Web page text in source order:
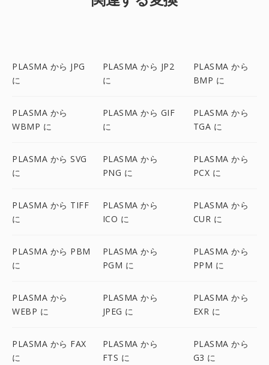
PLASMA から JPG
に
PLASMA から JP2
に
PLASMA から
BMP に
PLASMA から
WBMP に
PLASMA から GIF
に
PLASMA から
TGA に
PLASMA から SVG
に
PLASMA から
PNG に
PLASMA から
PCX に
PLASMA から TIFF
に
PLASMA から
ICO に
PLASMA から
CUR に
PLASMA から PBM
に
PLASMA から
PGM に
PLASMA から
PPM に
PLASMA から
WEBP に
PLASMA から
JPEG に
PLASMA から
EXR に
PLASMA から FAX
に
PLASMA から
FTS に
PLASMA から
G3 に